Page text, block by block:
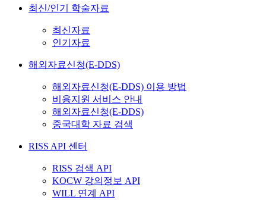
최신/인기 학술자료
최신자료
인기자료
해외자료신청(E-DDS)
해외자료신청(E-DDS) 이용 방법
비용지원 서비스 안내
해외자료신청(E-DDS)
중국대학 자료 검색
RISS API 센터
RISS 검색 API
KOCW 강의정보 API
WILL 연계 API